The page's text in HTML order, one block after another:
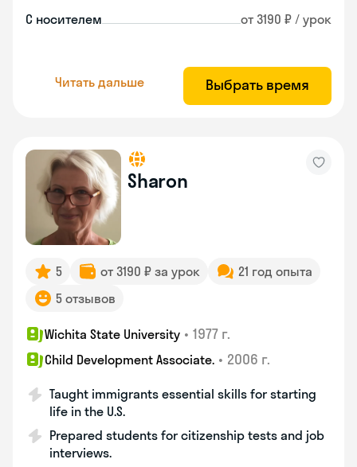
С носителем от 3190 ₽ / урок
Читать дальше Выбрать время
Sharon
5 от 3190 ₽ за урок
21 год опыта
5 отзывов
Wichita State University • 1977 г.
Child Development Associate. • 2006 г.
Taught immigrants essential skills for starting
life in the U.S.
Prepared students for citizenship tests and job
interviews.